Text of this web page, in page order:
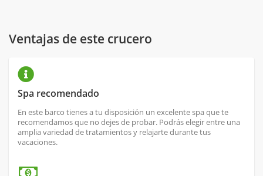
Ventajas de este crucero
Spa recomendado
En este barco tienes a tu disposición un excelente spa que te
recomendamos que no dejes de probar. Podrás elegir entre una
amplia variedad de tratamientos y relajarte durante tus
vacaciones.